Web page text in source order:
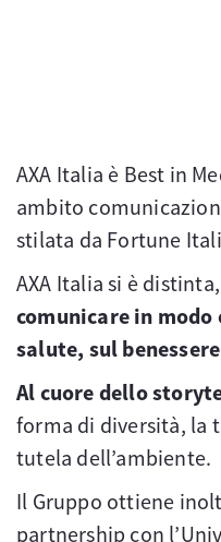
AXA Italia è Best in
ambito
stilata da Fortune
AXA Italia si è
comunicare in
salute, sul
Al cuore dello
forma di diversità, la
tutela dell’ambiente.
Il Gruppo ottiene
partnership con